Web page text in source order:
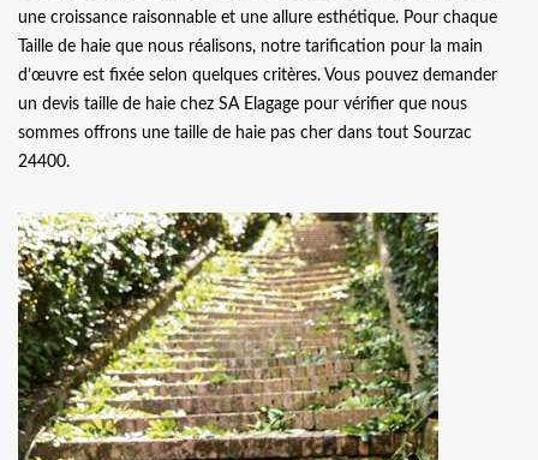
une croissance raisonnable et une allure esthétique. Pour chaque
Taille de haie que nous réalisons, notre tarification pour la main
d’œuvre est fixée selon quelques critères. Vous pouvez demander
un devis taille de haie chez SA Elagage pour vérifier que nous
sommes offrons une taille de haie pas cher dans tout Sourzac
24400.